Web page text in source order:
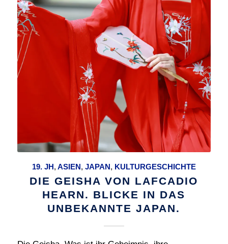
19. JH,ASIEN, JAPAN, KULTURGESCHICHTE
DIE GEISHA VON LAFCADIO
HEARN. BLICKE IN DAS
UNBEKANNTE JAPAN.